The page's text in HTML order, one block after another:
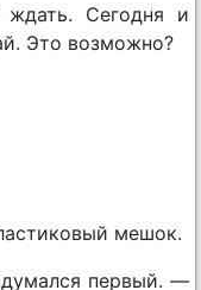
Сегодня и
Это возможно?
мешок.
первый. —